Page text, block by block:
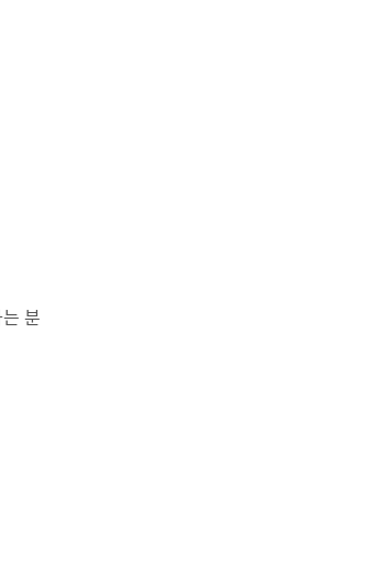
분